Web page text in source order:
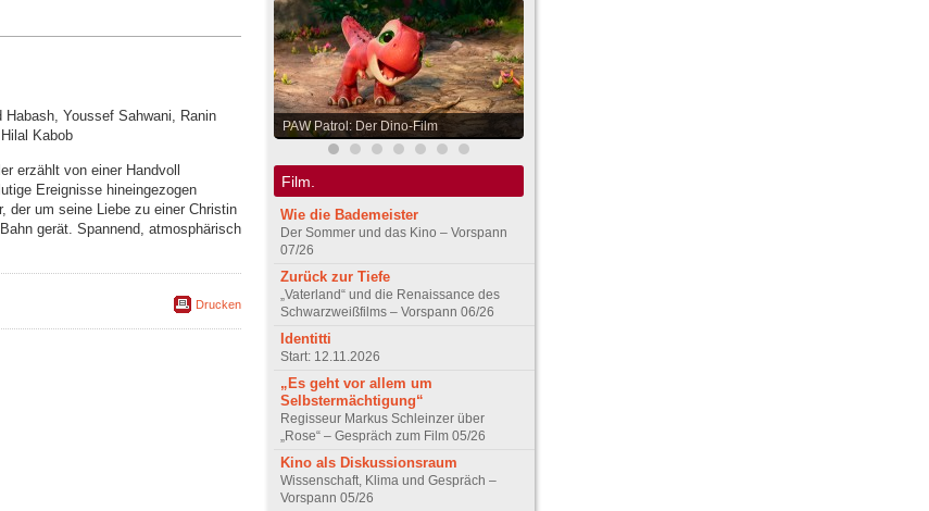
Youssef Sahwani, Ranin
Kabob
erzählt von einer Handvoll
Ereignisse hineingezogen
der um seine Liebe zu einer Christin
gerät. Spannend, atmosphärisch
Drucken
PAW Patrol: Der Dino-Film
Film.
Wie die Bademeister
Der Sommer und das Kino – Vorspann
07/26
Zurück zur Tiefe
„Vaterland“ und die Renaissance des
Schwarzweißfilms – Vorspann 06/26
Identitti
Start: 12.11.2026
„Es geht vor allem um
Selbstermächtigung“
Regisseur Markus Schleinzer über
„Rose“ – Gespräch zum Film 05/26
Kino als Diskussionsraum
Wissenschaft, Klima und Gespräch –
Vorspann 05/26